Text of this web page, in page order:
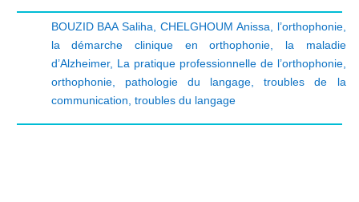
BOUZID BAA Saliha CHELGHOUM Anissa l’orthophonie,
la démarche clinique en orthophonie
la maladie
d’Alzheimer, La pratique professionnelle de l’orthophonie,
orthophonie, pathologie du langage ,troubles de la
communication troubles du langage